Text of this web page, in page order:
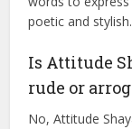
How can I
Shayari in
To your yard,